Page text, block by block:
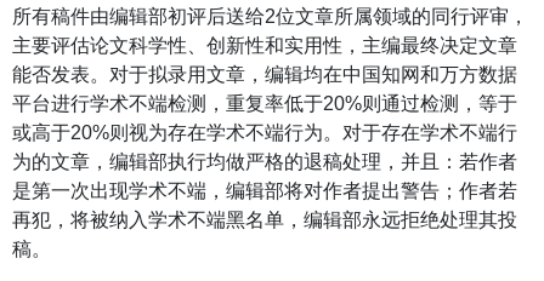
所有稿件由编辑部初评后送给2位文章所属领域的同行评审，
主要评估论文科学性、创新性和实用性，主编最终决定文章
能否发表。对于拟录用文章，编辑均在中国知网和万方数据
平台进行学术不端检测，重复率低于20%则通过检测，等于
或高于20%则视为存在学术不端行为。对于存在学术不端行
为的文章，编辑部执行均做严格的退稿处理，并且：若作者
是第一次出现学术不端，编辑部将对作者提出警告；作者若
再犯，将被纳入学术不端黑名单，编辑部永远拒绝处理其投
稿。